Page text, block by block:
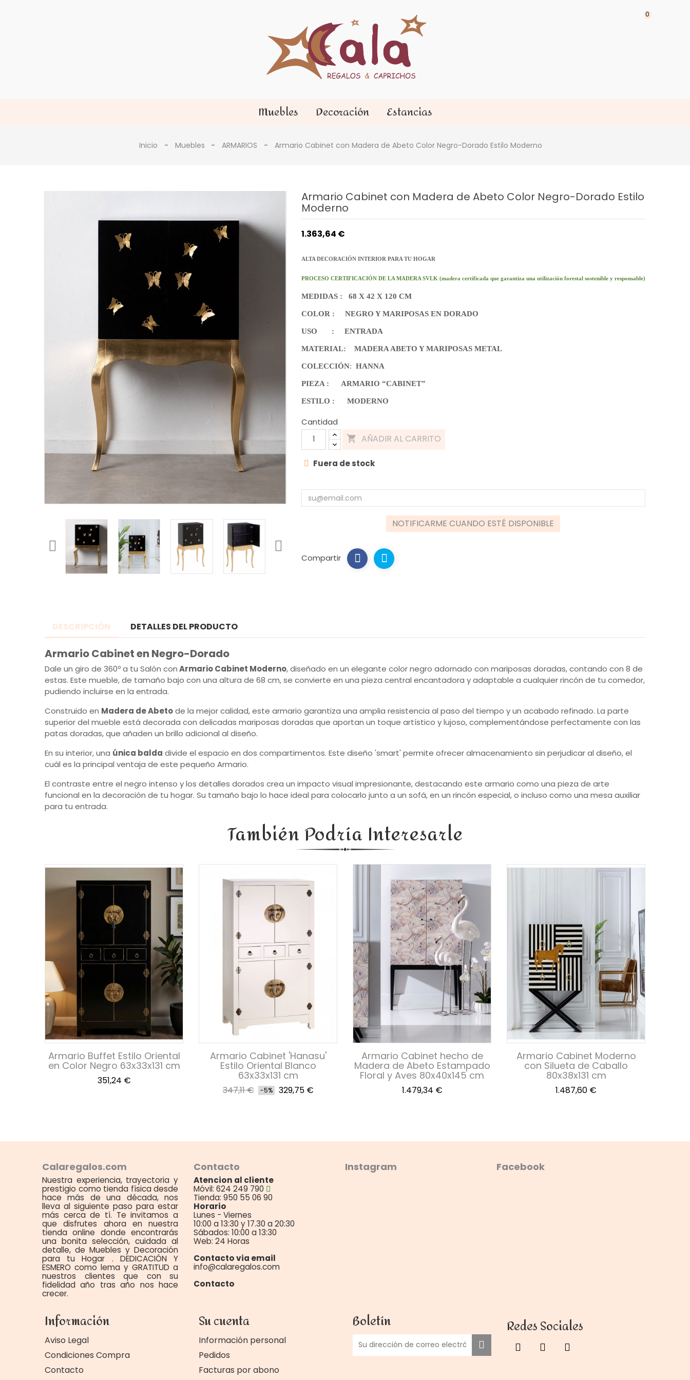
0
Muebles Decoración Estancias
Inicio Muebles ARMARIOS Armario Cabinet con Madera de Abeto Color Negro-Dorado Estilo Moderno
Armario Cabinet con Madera de Abeto Color Negro-Dorado Estilo
Moderno
1.363,64 €
ALTA DECORACIÓN INTERIOR PARA TU HOGAR
PROCESO CERTIFICACIÓN DE LA MADERA SVLK (madera certificada que garantiza una utilización forestal sostenible y responsable)
MEDIDAS : 68 X 42 X 120 CM
COLOR : NEGRO Y MARIPOSAS EN DORADO
USO : ENTRADA
MATERIAL: MADERA ABETO Y MARIPOSAS METAL
COLECCIÓN: HANNA
PIEZA : ARMARIO “CABINET”
ESTILO : MODERNO
Cantidad
 AÑADIR AL CARRITO
Fuera de stock
NOTIFICARME CUANDO ESTÉ DISPONIBLE
Compartir
DESCRIPCIÓN DETALLES DEL PRODUCTO
Armario Cabinet en Negro-Dorado
Dale un giro de 360º a tu Salón conArmario Cabinet Moderno, diseñado en un elegante color negro adornado con mariposas doradas, contando con 8 de
estas. Este mueble, de tamaño bajo con una altura de 68 cm, se convierte en una pieza central encantadora y adaptable a cualquier rincón de tu comedor,
pudiendo incluirse en la entrada.
Construido en Madera de Abetode la mejor calidad, este armario garantiza una amplia resistencia al paso del tiempo y un acabado refinado. La parte
superior del mueble está decorada con delicadas mariposas doradas que aportan un toque artístico y lujoso, complementándose perfectamente con las
patas doradas, que añaden un brillo adicional al diseño.
En su interior, una única balda divide el espacio en dos compartimentos. Este diseño 'smart' permite ofrecer almacenamiento sin perjudicar al diseño, el
cuál es la principal ventaja de este pequeño Armario.
El contraste entre el negro intenso y los detalles dorados crea un impacto visual impresionante, destacando este armario como una pieza de arte
funcional en la decoración de tu hogar. Su tamaño bajo lo hace ideal para colocarlo junto a un sofá, en un rincón especial, o incluso como una mesa auxiliar
para tu entrada.
También Podría Interesarle
Armario Buffet Estilo Oriental
en Color Negro 63x33x131 cm
Precio
351,24 €
Armario Cabinet 'Hanasu'
Estilo Oriental Blanco
63x33x131 cm
Precio
base
347,11 € -5% Precio
329,75 €
Armario Cabinet hecho de
Madera de Abeto Estampado
Floral y Aves 80x40x145 cm
Precio
1.479,34 €
Armario Cabinet Moderno
con Silueta de Caballo
80x38x131 cm
Precio
1.487,60 €
Calaregalos.com
Nuestra experiencia, trayectoria y
prestigio como tienda física desde
hace más de una década, nos
lleva al siguiente paso para estar
más cerca de tí. Te invitamos a
que disfrutes ahora en nuestra
tienda online donde encontrarás
una bonita selección, cuidada al
detalle, de Muebles y Decoración
para tu Hogar . DEDICACIÓN Y
ESMERO como lema y GRATITUD a
nuestros clientes que con su
fidelidad año tras año nos hace
crecer.
Contacto
Atencion al cliente
Móvil: 624 249 790
Tienda: 950 55 06 90
Horario
Lunes - Viernes
10:00 a 13:30 y 17.30 a 20:30
Sábados: 10:00 a 13:30
Web: 24 Horas
Contacto via email
info@calaregalos.com
Contacto
Instagram Facebook
Información
Aviso Legal
Condiciones Compra
Contacto
Su cuenta
Información personal
Pedidos
Facturas por abono
Boletín Redes Sociales